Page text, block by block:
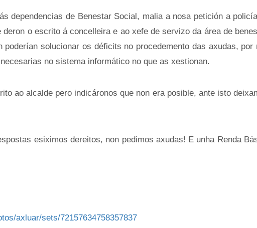
dependencias de Benestar Social, malia a nosa petición a
o escrito á concelleira e ao xefe de servizo da área de
poderían solucionar os déficits no procedemento das axudas, por
no sistema informático no que as xestionan.
ao alcalde pero indicáronos que non era posible, ante isto
esiximos dereitos, non pedimos axudas! E unha Renda
axluar/sets/72157634758357837